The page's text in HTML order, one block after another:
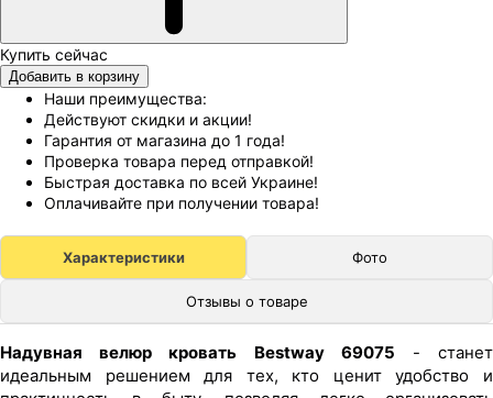
Добавить в корзину
Наши преимущества:
Действуют скидки и акции!
Гарантия от магазина до 1 года!
Проверка товара перед отправкой!
Быстрая доставка по всей Украине!
Оплачивайте при получении товара!
Характеристики Фото
Отзывы о товаре
Надувная велюр кровать Bestway 69075 - станет
идеальным решением для тех, кто ценит удобство и